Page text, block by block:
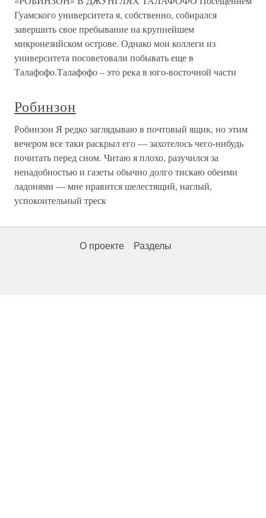
Гуамского университета я, собственно, собирался
завершить свое пребывание на крупнейшем
микронезийском острове. Однако мои коллеги из
университета посоветовали побывать еще в
Талафофо.Талафофо – это река в юго-восточной части
Робинзон
Робинзон Я редко заглядываю в почтовый ящик, но этим
вечером все таки раскрыл его — захотелось чего-нибудь
почитать перед сном. Читаю я плохо, разучился за
ненадобностью и газеты обычно долго тискаю обеими
ладонями — мне нравится шелестящий, наглый,
успокоительный треск
О проекте Разделы